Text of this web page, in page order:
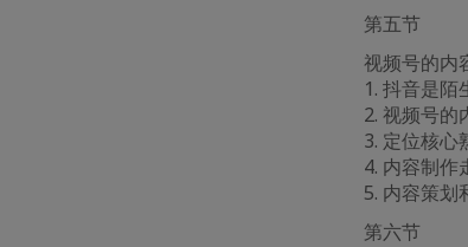
第五节
视频号的内
1. 抖音是陌
2. 视频号的
3. 定位核心
4. 内容制作
5. 内容策划
第六节